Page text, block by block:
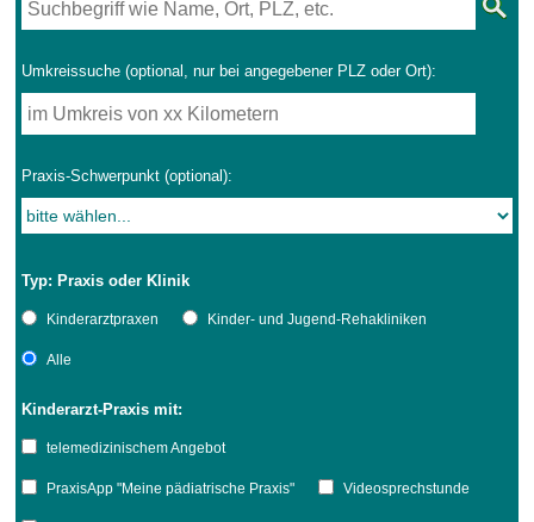
Umkreissuche (optional, nur bei angegebener PLZ oder Ort):
Praxis-Schwerpunkt (optional):
Typ: Praxis oder Klinik
Kinderarztpraxen Kinder- und Jugend-Rehakliniken
Alle
Kinderarzt-Praxis mit:
telemedizinischem Angebot
PraxisApp "Meine pädiatrische Praxis" Videosprechstunde